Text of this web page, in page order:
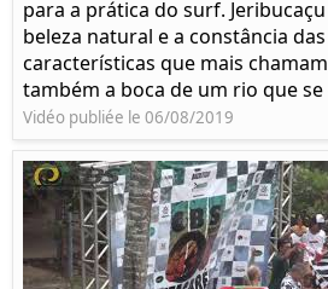
para a prática do surf.
beleza natural e a constância
características que mais
também a boca de um rio que
Vidéo publiée le 06/08/2019